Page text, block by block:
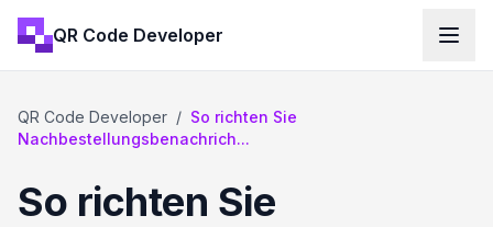
QR Code Developer
QR Code Developer / So richten Sie
Nachbestellungsbenachrich...
So richten Sie